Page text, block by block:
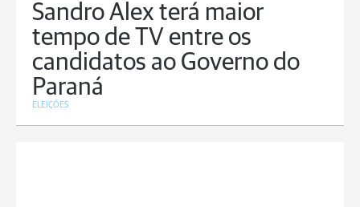
Sandro Alex terá maior
tempo de TV entre os
candidatos ao Governo do
Paraná
ELEIÇÕES